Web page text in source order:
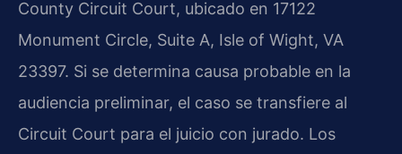
County Circuit Court, ubicado en 17122
Monument Circle, Suite A, Isle of Wight, VA
23397. Si se determina causa probable en la
audiencia preliminar, el caso se transfiere al
Circuit Court para el juicio con jurado. Los